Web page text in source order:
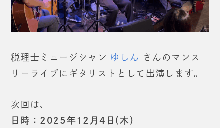
税理士ミュージシャン ゆしん
さんのマンス
リーライブにギタリストとして出演します。
次回は、
日時：2025年12月4日(木)